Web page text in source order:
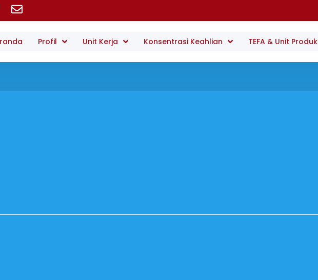
Profil Unit Kerja Konsentrasi Keahlian TEFA & Unit